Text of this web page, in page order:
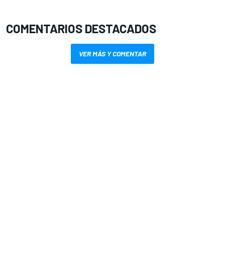
COMENTARIOS DESTACADOS
VER MÁS Y COMENTAR